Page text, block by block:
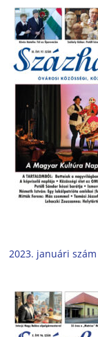
2023. januári szám